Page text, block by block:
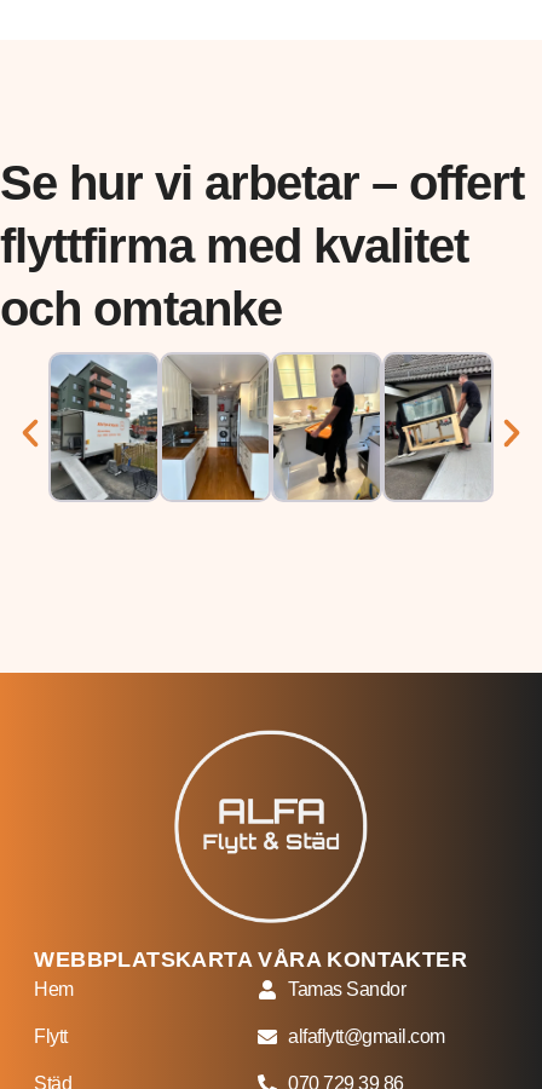
Se hur vi arbetar – offert
flyttfirma med kvalitet
och omtanke
WEBBPLATSKARTA
Hem
Flytt
Städ
VÅRA KONTAKTER
Tamas Sandor
alfaflytt@gmail.com
070 729 39 86